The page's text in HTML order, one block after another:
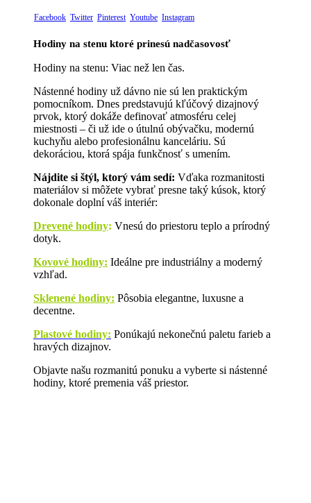
Facebook Twitter Pinterest Youtube Instagram
Hodiny na stenu ktoré prinesú nadčasovosť
Hodiny na stenu: Viac než len čas.
Nástenné hodiny už dávno nie sú len praktickým
pomocníkom. Dnes predstavujú kľúčový dizajnový
prvok, ktorý dokáže definovať atmosféru celej
miestnosti – či už ide o útulnú obývačku, modernú
kuchyňu alebo profesionálnu kanceláriu. Sú
dekoráciou, ktorá spája funkčnosť s umením.
Nájdite si štýl, ktorý vám sedí: Vďaka rozmanitosti
materiálov si môžete vybrať presne taký kúsok, ktorý
dokonale doplní váš interiér:
Drevené hodiny: Vnesú do priestoru teplo a prírodný
dotyk.
Kovové hodiny: Ideálne pre industriálny a moderný
vzhľad.
Sklenené hodiny: Pôsobia elegantne, luxusne a
decentne.
Plastové hodiny: Ponúkajú nekonečnú paletu farieb a
hravých dizajnov.
Objavte našu rozmanitú ponuku a vyberte si nástenné
hodiny, ktoré premenia váš priestor.